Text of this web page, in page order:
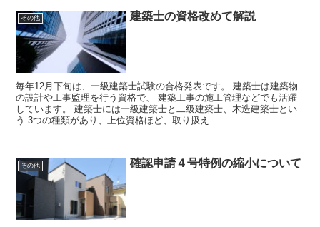
その他 建築士の資格改めて解説
毎年12月下旬は、一級建築士試験の合格発表です。 建築士は建築物
の設計や工事監理を行う資格で、 建築工事の施工管理などでも活躍
しています。 建築士には一級建築士と二級建築士、木造建築士とい
う 3つの種類があり、上位資格ほど、取り扱え...
その他 確認申請４号特例の縮小について